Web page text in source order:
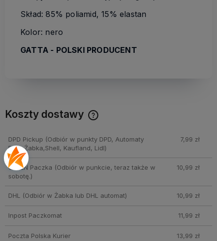
Skład: 85% poliamid, 15% elastan
Kolor: nero
GATTA - POLSKI PRODUCENT
Koszty dostawy
DPD Pickup (Odbiór w punkty DPD, Automaty
DPD, Żabka,Shell, Kaufland, Lidl)
7,99 zł
ORLEN Paczka (Odbiór w punkcie, teraz także w
sobotę.)
10,99 zł
DHL (Odbiór w Żabka lub DHL automat) 10,99 zł
Inpost Paczkomat 11,99 zł
Poczta Polska Kurier 13,99 zł